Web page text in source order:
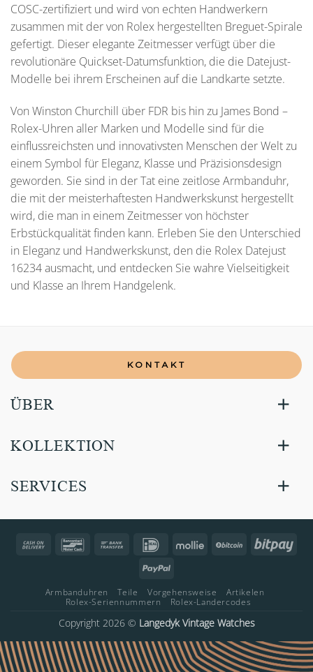
COSC-zertifiziert und wird von echten Handwerkern
zusammen mit der von Rolex hergestellten Breguet-Spirale
gefertigt. Dieser elegante Zeitmesser verfügt über die
revolutionäre Quickset-Datumsfunktion, die die Datejust-
Modelle bei ihrem Erscheinen auf die Landkarte setzte.
Von Winston Churchill über FDR bis hin zu James Bond –
Rolex-Uhren aller Marken und Modelle sind für die
einflussreichsten und innovativsten Menschen der Welt zu
einem Symbol für Eleganz, Klasse und Präzisionsdesign
geworden. Sie sind in der Tat eine zeitlose Armbanduhr,
die mit der meisterhaftesten Handwerkskunst hergestellt
wird, die man in einem Zeitmesser von höchster
Erbstückqualität finden kann. Erleben Sie den Unterschied
in Eleganz und Handwerkskunst, den die Rolex Datejust
16234 ausmacht, und entdecken Sie wahre Vielseitigkeit
und Klasse an Ihrem Handgelenk.
KONTAKT
ÜBER
KOLLEKTION
SERVICES
Cash
Bancontact Bank
IDeal Mollie BitCoin
PayPal
Armbanduhren Teile Vorgehensweise
Artikelen
Rolex-Seriennummern
Rolex-Landercodes
Copyright 2026 © Langedyk Vintage Watches